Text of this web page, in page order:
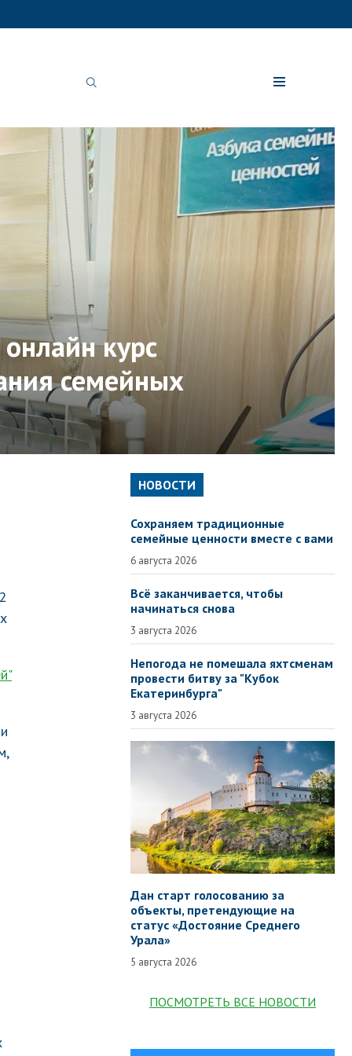
курс
семейных
НОВОСТИ
Сохраняем традиционные
семейные ценности вместе с вами
6 августа 2026
Всё заканчивается, чтобы
начинаться снова
3 августа 2026
Непогода не помешала яхтсменам
провести битву за "Кубок
Екатеринбурга"
3 августа 2026
Дан старт голосованию за
объекты, претендующие на
статус «Достояние Среднего
Урала»
5 августа 2026
ПОСМОТРЕТЬ ВСЕ НОВОСТИ